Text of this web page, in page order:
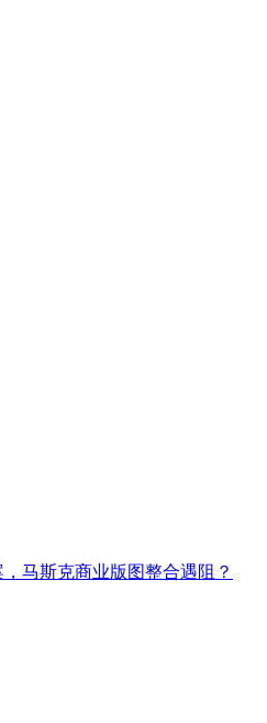
马斯克商业版图整合遇阻？